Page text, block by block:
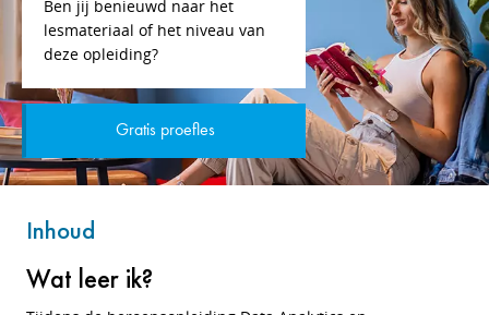
Ben jij benieuwd naar het
lesmateriaal of het niveau van
deze opleiding?
Gratis proefles
Inhoud
Wat leer ik?